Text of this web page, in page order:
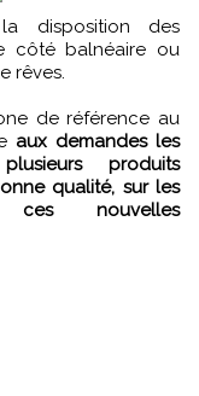
des
côté balnéaire ou
rêves.
de référence au
aux demandes les
produits
qualité, sur les
nouvelles